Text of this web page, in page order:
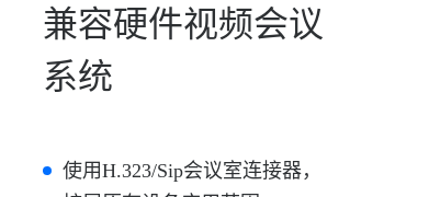
兼容硬件视频会议
系统
使用H.323/Sip会议室连接器，